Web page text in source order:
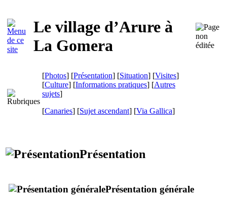
Le village d’Arure à
La Gomera
[Photos] [Présentation] [Situation] [Visites]
[Culture] [Informations pratiques] [Autres
sujets]
[Canaries] [Sujet ascendant] [Via Gallica]
Présentation
Présentation générale